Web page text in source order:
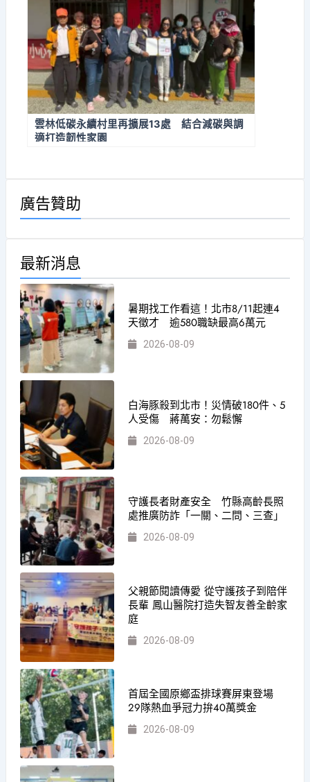
雲林低碳永續村里再擴展13處 結合減碳與調
適打造韌性家園
廣告贊助
最新消息
暑期找工作看這！北市8/11起連4
天徵才 逾580職缺最高6萬元
2026-08-09
白海豚殺到北市！災情破180件、5
人受傷 蔣萬安：勿鬆懈
2026-08-09
守護長者財產安全 竹縣高齡長照
處推廣防詐「一關、二問、三查」
2026-08-09
父親節閱讀傳愛 從守護孩子到陪伴
長輩 鳳山醫院打造失智友善全齡家
庭
2026-08-09
首屆全國原鄉盃排球賽屏東登場
29隊熱血爭冠力拚40萬獎金
2026-08-09